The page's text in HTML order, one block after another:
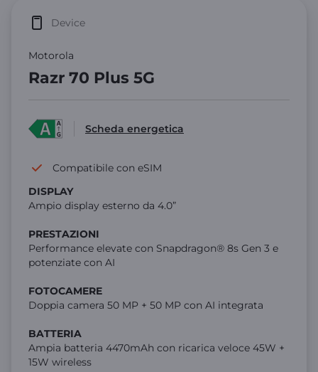
Motorola
Razr 70 Plus 5G
Device
Scheda energetica
Compatibile con eSIM
DISPLAY
Ampio display esterno da 4.0”
PRESTAZIONI
Performance elevate con Snapdragon® 8s Gen 3 e
potenziate con AI
FOTOCAMERE
Doppia camera 50 MP + 50 MP con AI integrata
BATTERIA
Ampia batteria 4470mAh con ricarica veloce 45W +
15W wireless